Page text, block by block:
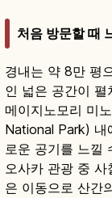
처음 방문할 때
경내는 약 8만 평
인 넓은 공간이 펼
메이지노모리 미
National Park) 내
로운 공기를 느낄
오사카 관광 중
은 이동으로 산간